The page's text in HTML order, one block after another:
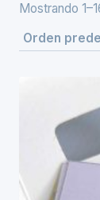
Mostrando